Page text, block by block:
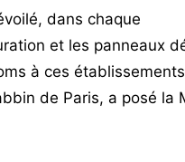
dans chaque
et les panneaux
à ces
de Paris, a posé la